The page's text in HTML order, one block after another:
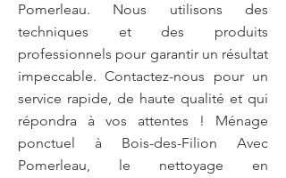
Pomerleau. Nous utilisons des
techniques et des produits
professionnels pour garantir un résultat
impeccable. Contactez-nous pour un
service rapide, de haute qualité et qui
répondra à vos attentes ! Ménage
ponctuel à Bois-des-Filion Avec
Pomerleau, le nettoyage en